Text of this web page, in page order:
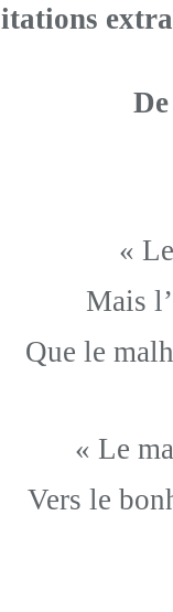
«
Mais
Que le
« Le
Vers le